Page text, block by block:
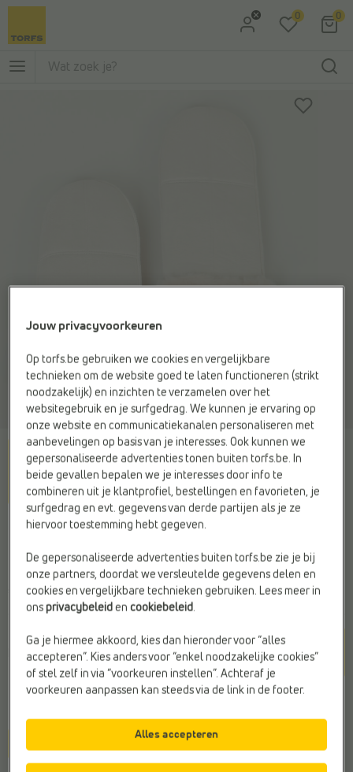
Ga naar Hoofdmenu
0 0
DOLCE C.
Handschoenen beige
€ 15,99
Kleur
Beige
1size
Jouw privacyvoorkeuren
Op torfs.be gebruiken we cookies en vergelijkbare
technieken om de website goed te laten functioneren (strikt
noodzakelijk) en inzichten te verzamelen over het
websitegebruik en je surfgedrag. We kunnen je ervaring op
onze website en communicatiekanalen personaliseren met
aanbevelingen op basis van je interesses. Ook kunnen we
gepersonaliseerde advertenties tonen buiten torfs.be. In
beide gevallen bepalen we je interesses door info te
combineren uit je klantprofiel, bestellingen en favorieten, je
surfgedrag en evt. gegevens van derde partijen als je ze
hiervoor toestemming hebt gegeven.
De gepersonaliseerde advertenties buiten torfs.be zie je bij
onze partners, doordat we versleutelde gegevens delen en
cookies en vergelijkbare technieken gebruiken. Lees meer in
ons privacybeleid encookiebeleid.
Ga je hiermee akkoord, kies dan hieronder voor “alles
accepteren”. Kies anders voor “enkel noodzakelijke cookies”
of stel zelf in via “voorkeuren instellen”. Achteraf je
voorkeuren aanpassen kan steeds via de link in de footer.
Alles accepteren